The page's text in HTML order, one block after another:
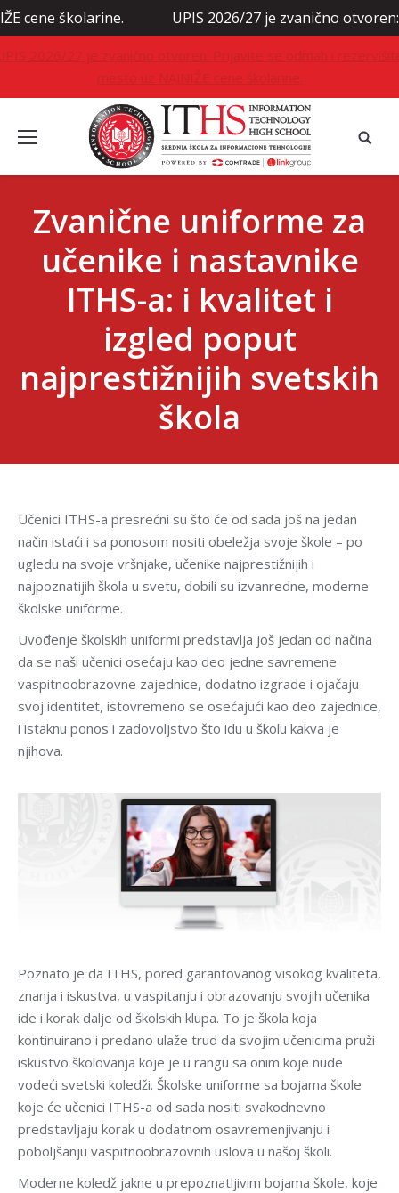
UPIS 2026/27 je zvanično otvoren: Prijavite
2026/27 je zvanično otvoren: Prijavite se odmah i
mesto uz NAJNIŽE cene školarine.
Zvanične uniforme za
učenike i nastavnike
ITHS-a: i kvalitet i
izgled poput
najprestižnijih svetskih
škola
Učenici ITHS-a presrećni su što će od sada još na jedan
način istaći i sa ponosom nositi obeležja svoje škole – po
ugledu na svoje vršnjake, učenike najprestižnijih i
najpoznatijih škola u svetu, dobili su izvanredne, moderne
školske uniforme.
Uvođenje školskih uniformi predstavlja još jedan od načina
da se naši učenici osećaju kao deo jedne savremene
vaspitnoobrazovne zajednice, dodatno izgrade i ojačaju
svoj identitet, istovremeno se osećajući kao deo zajednice,
i istaknu ponos i zadovoljstvo što idu u školu kakva je
njihova.
Poznato je da ITHS, pored garantovanog visokog kvaliteta,
znanja i iskustva, u vaspitanju i obrazovanju svojih učenika
ide i korak dalje od školskih klupa. To je škola koja
kontinuirano i predano ulaže trud da svojim učenicima pruži
iskustvo školovanja koje je u rangu sa onim koje nude
vodeći svetski koledži. Školske uniforme sa bojama škole
koje će učenici ITHS-a od sada nositi svakodnevno
predstavljaju korak u dodatnom osavremenjivanju i
poboljšanju vaspitnoobrazovnih uslova u našoj školi.
Moderne koledž jakne u prepoznatljivim bojama škole, koje